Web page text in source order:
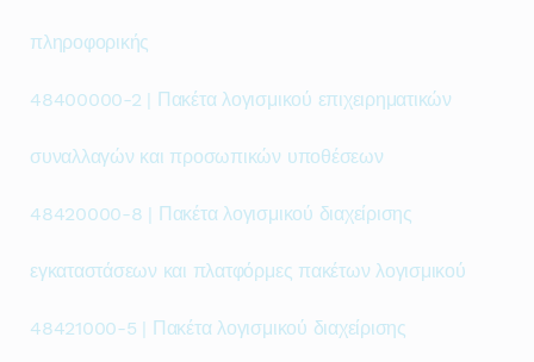
πληροφορικής
48400000-2 | Πακέτα λογισμικού επιχειρηματικών
συναλλαγών και προσωπικών υποθέσεων
48420000-8 | Πακέτα λογισμικού διαχείρισης
εγκαταστάσεων και πλατφόρμες πακέτων λογισμικού
48421000-5 | Πακέτα λογισμικού διαχείρισης